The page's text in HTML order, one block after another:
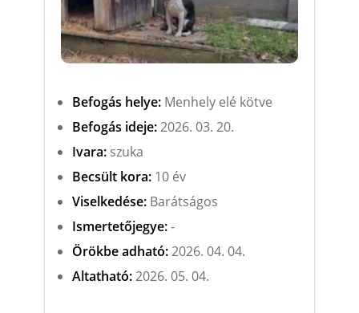
Befogás helye:Menhely elé kötve
Befogás ideje:2026. 03. 20.
Ivara:szuka
Becsült kora:10 év
Viselkedése:Barátságos
Ismertetőjegye:-
Örökbe adható:2026. 04. 04.
Altatható:2026. 05. 04.